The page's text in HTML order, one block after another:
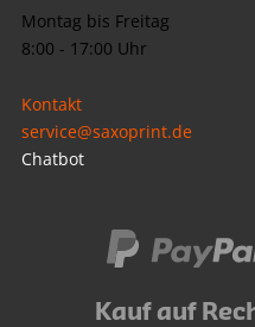
Montag bis Freitag
8:00 - 17:00 Uhr
Kontakt
service@saxoprint.de
Chatbot
Kauf auf